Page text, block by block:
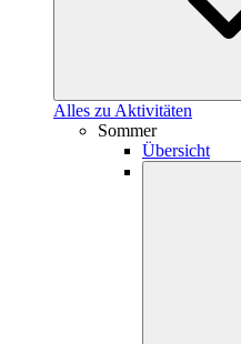
Alles zu Aktivitäten
Sommer
Übersicht